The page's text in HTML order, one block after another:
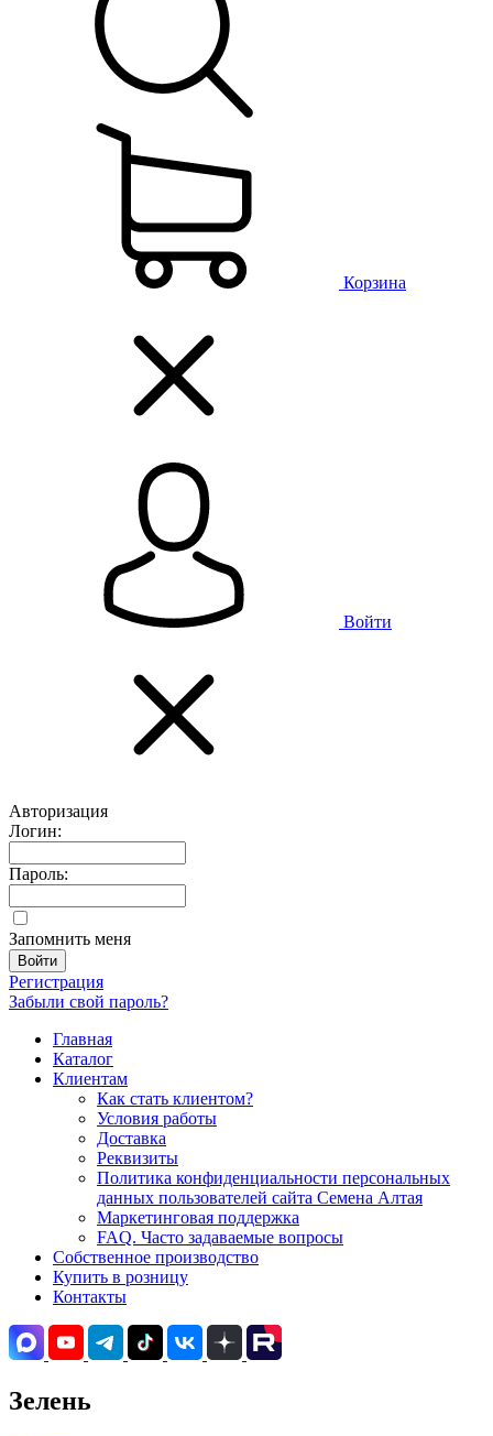
Корзина
Войти
Авторизация
Логин:
Пароль:
Запомнить меня
Регистрация
Забыли свой пароль?
Главная
Каталог
Клиентам
Как стать клиентом?
Условия работы
Доставка
Реквизиты
Политика конфиденциальности персональных
данных пользователей сайта Семена Алтая
Маркетинговая поддержка
FAQ. Часто задаваемые вопросы
Собственное производство
Купить в розницу
Контакты
Зелень